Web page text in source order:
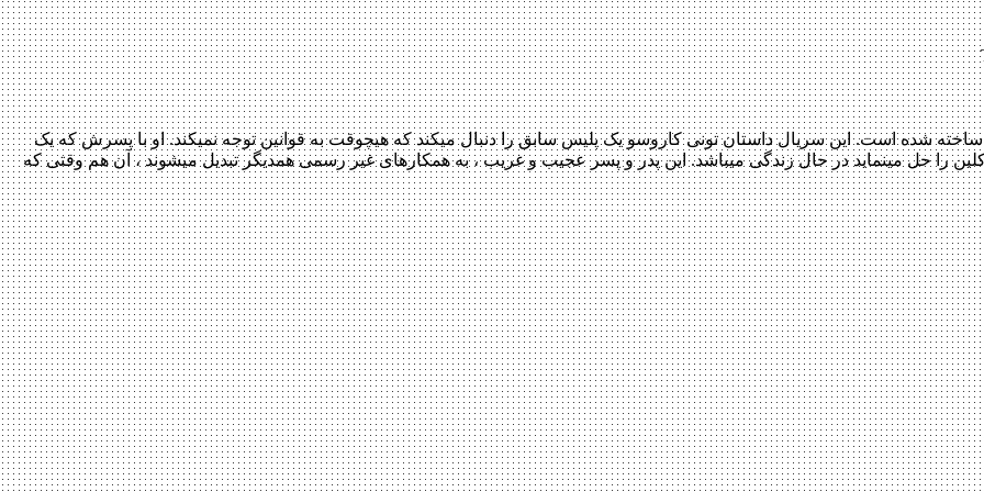
پلیس خوب ، نام سریالی جنایی و مهیج می‎باشد که توسط اندی برکمن ساخته شده است. این سریال داستان تونی کاروسو یک پلیس سابق را دنبال می‎کند که هیچوقت به قوانین توجه نمی‎کند. او با پسرش که یک
کارآگاه منطقی و مطیع قانون است و سخت‎ترین پرونده‎های جنایی بروکلین را حل می‎نماید در حال زندگی می‎باشد. این پدر و پسر عجیب و غریب ، به همکارهای غیر رسمی همدیگر تبدیل می‎شوند ، آن هم وقتی که